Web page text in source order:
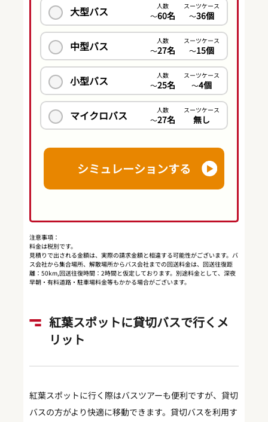
大型バス 人数
〜60名
スーツケース
〜36個
中型バス 人数
〜27名
スーツケース
〜15個
小型バス 人数
〜25名
スーツケース
〜4個
マイクロバス 人数
〜27名
スーツケース
無し
シミュレーションする
注意事項：
料金は税別です。
見積りで出される金額は、実際の請求金額と相違する可能性がございます。バ
ス会社から集合場所、解散場所からバス会社までの回送料金は、回送往復距
離：50km,回送往復時間：2時間と仮定しております。別途料金として、深夜
早朝・有料道路・駐車場料金等もかかる場合がございます。
紅葉スポットに貸切バスで行くメ
リット
紅葉スポットに行く際はバスツアーも便利ですが、貸切
バスの方がより快適に移動できます。貸切バスを利用す